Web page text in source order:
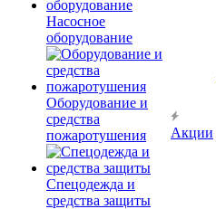
Насосное
оборудование
Оборудование и
средства
пожаротушения
Спецодежда и
средства защиты
Акции